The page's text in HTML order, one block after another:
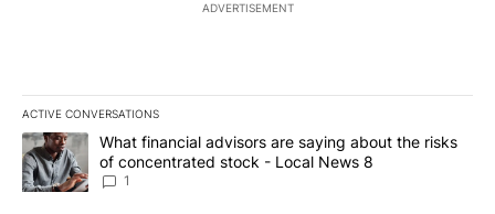
ADVERTISEMENT
ACTIVE CONVERSATIONS
The following is a list of the most commented articles in the last
A trending article titled "What financial advisors are saying
What financial advisors are saying about the risks
of concentrated stock - Local News 8
1